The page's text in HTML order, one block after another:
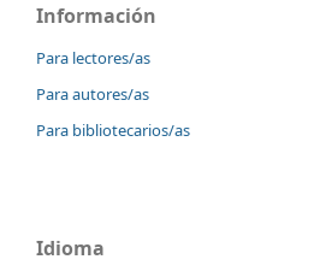
Información
Para lectores/as
Para autores/as
Para bibliotecarios/as
Idioma